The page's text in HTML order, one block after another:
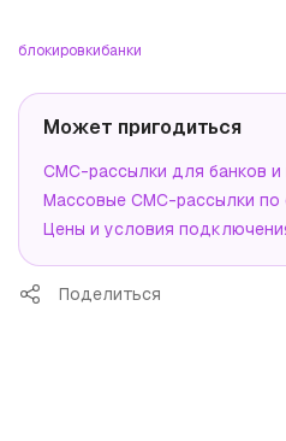
блокировкибанки
Может пригодиться
СМС-рассылки для банков и
Массовые СМС-рассылки по
Цены и условия
Поделиться